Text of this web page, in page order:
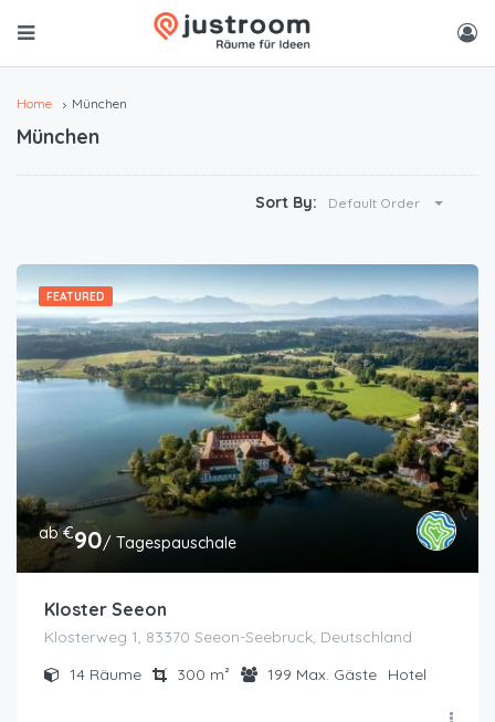
Home München
München
Sort By: Default Order
FEATURED
ab €90/ Tagespauschale
Kloster Seeon
Klosterweg 1, 83370 Seeon-Seebruck, Deutschland
14 Räume 300 m² 199 Max. Gäste Hotel